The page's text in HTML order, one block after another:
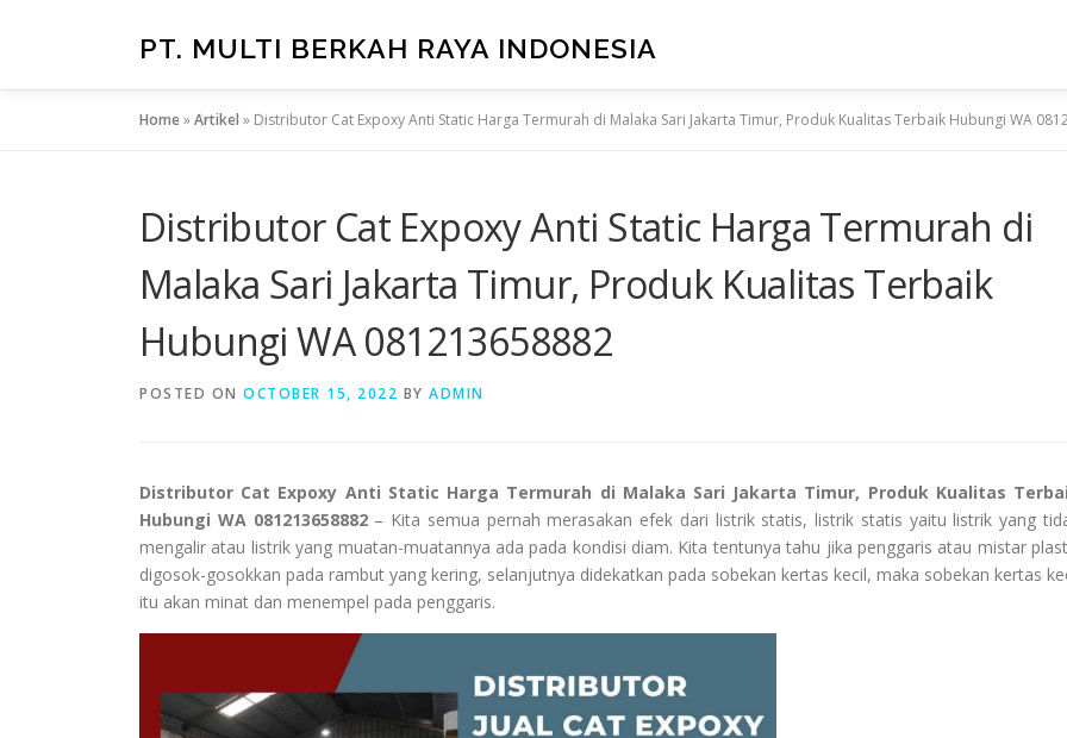
PT. MULTI BERKAH RAYA INDONESIA
Home»Artikel » Distributor Cat Expoxy Anti Static Harga Termurah di Malaka Sari Jakarta Timur, Produk Kualitas Terbaik Hubungi WA
Distributor Cat Expoxy Anti Static Harga Termurah di
Malaka Sari Jakarta Timur, Produk Kualitas Terbaik
Hubungi WA 081213658882
POSTED ON OCTOBER 15, 2022 BY ADMIN
Distributor Cat Expoxy Anti Static Harga Termurah di Malaka Sari Jakarta Timur, Produk Kualitas
Hubungi WA 081213658882– Kita semua pernah merasakan efek dari listrik statis, listrik statis yaitu listrik yang
mengalir atau listrik yang muatan-muatannya ada pada kondisi diam. Kita tentunya tahu jika penggaris atau mistar
digosok-gosokkan pada rambut yang kering, selanjutnya didekatkan pada sobekan kertas kecil, maka sobekan kertas
itu akan minat dan menempel pada penggaris.